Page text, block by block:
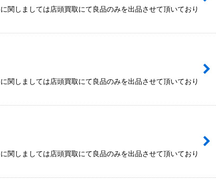
関しましては店頭買取にて良品のみを出品させて頂いており
関しましては店頭買取にて良品のみを出品させて頂いており
関しましては店頭買取にて良品のみを出品させて頂いており